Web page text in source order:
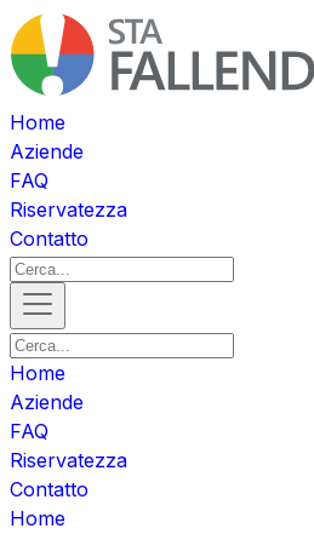
Home
Aziende
FAQ
Riservatezza
Contatto
Home
Aziende
FAQ
Riservatezza
Contatto
Home